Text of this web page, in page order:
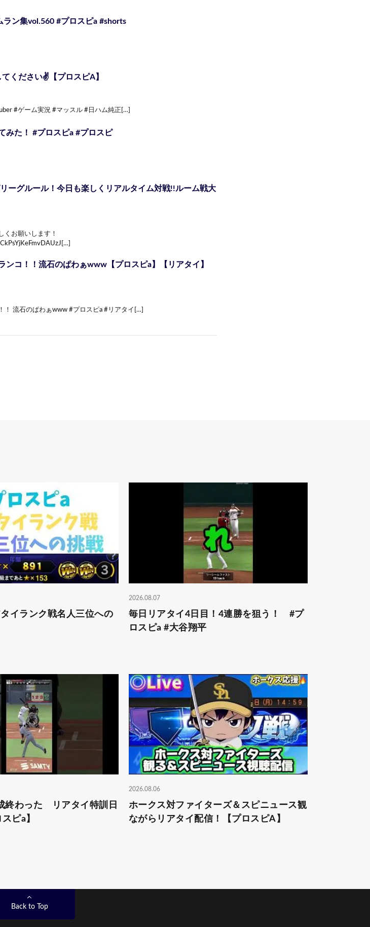
ン集vol.560 #プロスピa #shorts
ください✌️【プロスピA】
#ゲーム実況 #マッスル #日ハム純正[…]
みた！ #プロスピa #プロスピ
ーグルール！今日も楽しくリアルタイム対戦!!ルーム戦大
くお願いします！
ンコ！！流石のぱわぁwww【プロスピa】【リアタイ】
！ 流石のぱわぁwww #プロスピa #リアタイ[…]
イランク戦名人三位への
2026.08.07
毎日リアタイ4日目！4連勝を狙う！ #プ
ロスピa #大谷翔平
終わった リアタイ特訓日
ピa】
2026.08.06
ホークス対ファイターズ＆スピニュース観
ながらリアタイ配信！【プロスピA】
Back to Top